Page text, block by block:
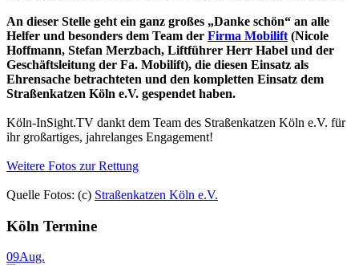
An dieser Stelle geht ein ganz großes „Danke schön“ an alle
Helfer und besonders dem Team der Firma Mobilift (Nicole
Hoffmann, Stefan Merzbach, Liftführer Herr Habel und der
Geschäftsleitung der Fa. Mobilift), die diesen Einsatz als
Ehrensache betrachteten und den kompletten Einsatz dem
Straßenkatzen Köln e.V. gespendet haben.
Köln-InSight.TV dankt dem Team des Straßenkatzen Köln e.V. für
ihr großartiges, jahrelanges Engagement!
Weitere Fotos zur Rettung
Quelle Fotos: (c) Straßenkatzen Köln e.V.
Köln Termine
09Aug.